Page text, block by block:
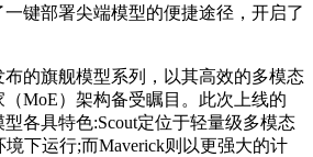
一键部署尖端模型的便捷途径，开启了
布的旗舰模型系列，以其高效的多模态
MoE）架构备受瞩目。此次上线的
型各具特色:Scout定位于轻量级多模态
下运行;而Maverick则以更强大的计